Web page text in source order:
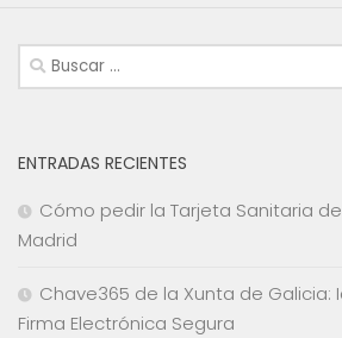
Buscar:
ENTRADAS RECIENTES
Cómo pedir la Tarjeta Sanitaria
Madrid
Chave365 de la Xunta de Galicia:
Firma Electrónica Segura